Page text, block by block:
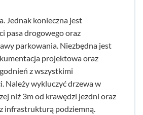
Jednak konieczna jest
pasa drogowego oraz
parkowania. Niezbędna jest
projektowa oraz
z wszystkimi
Należy wykluczyć drzewa w
niż 3m od krawędzi jezdni oraz
infrastrukturą podziemną.